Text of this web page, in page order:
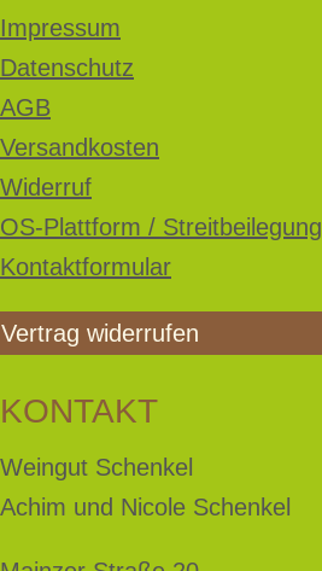
Impressum
Datenschutz
AGB
Versandkosten
Widerruf
OS-Plattform / Streitbeilegung
Kontaktformular
Vertrag widerrufen
KONTAKT
Weingut Schenkel
Achim und Nicole Schenkel